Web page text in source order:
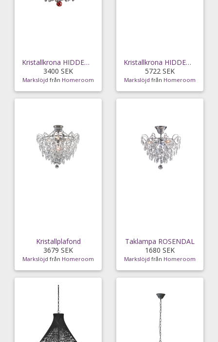
Kristallkrona HIDDEN GEM 3L
3400 SEK
Markslöjd från Homeroom
Kristallkrona HIDDEN GEM 6L
5722 SEK
Markslöjd från Homeroom
Kristallplafond
3679 SEK
Markslöjd från Homeroom
Taklampa ROSENDAL
1680 SEK
Markslöjd från Homeroom